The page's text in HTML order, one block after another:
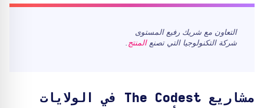
التعاون مع شريك رفيع المستوى
شركة التكنولوجيا التي تصنعالمنتج .
مشاريع The Codest في الولايات